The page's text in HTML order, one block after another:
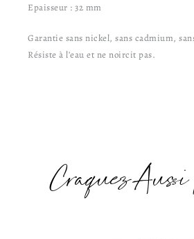
Epaisseur : 32 mm
Garantie sans nickel, sans cadmium,
Résiste à l’eau et ne noircit pas.
Craquez